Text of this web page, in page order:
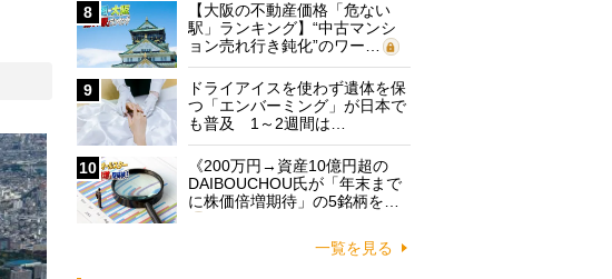
8
【大阪の不動産価格「危ない
駅」ランキング】“中古マンシ
ョン売れ行き鈍化”のワー…
9
ドライアイスを使わず遺体を保
つ「エンバーミング」が日本で
も普及 1～2週間は…
10
《200万円→資産10億円超の
DAIBOUCHOU氏が「年末まで
に株価倍増期待」の5銘柄を…
一覧を見る